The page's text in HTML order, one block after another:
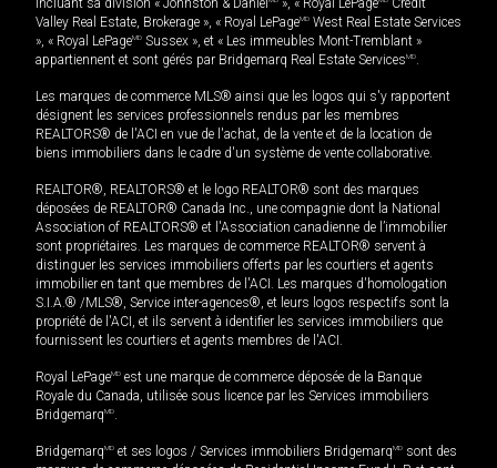
incluant sa division « Johnston & Daniel
», « Royal LePage
Credit
Valley Real Estate, Brokerage », « Royal LePageMD West Real Estate Services
», « Royal LePageMD Sussex », et « Les immeubles Mont-Tremblant »
appartiennent et sont gérés par Bridgemarq Real Estate ServicesMD.
Les marques de commerce MLS® ainsi que les logos qui s'y rapportent
désignent les services professionnels rendus par les membres
REALTORS® de l'ACI en vue de l'achat, de la vente et de la location de
biens immobiliers dans le cadre d'un système de vente collaborative.
REALTOR®, REALTORS® et le logo REALTOR® sont des marques
déposées de REALTOR® Canada Inc., une compagnie dont la National
Association of REALTORS® et l'Association canadienne de l’immobilier
sont propriétaires. Les marques de commerce REALTOR® servent à
distinguer les services immobiliers offerts par les courtiers et agents
immobilier en tant que membres de l'ACI. Les marques d'homologation
S.I.A.® /MLS®, Service inter-agences®, et leurs logos respectifs sont la
propriété de l'ACI, et ils servent à identifier les services immobiliers que
fournissent les courtiers et agents membres de l'ACI.
Royal LePageMD est une marque de commerce déposée de la Banque
Royale du Canada, utilisée sous licence par les Services immobiliers
BridgemarqMD.
BridgemarqMD et ses logos / Services immobiliers BridgemarqMD sont des